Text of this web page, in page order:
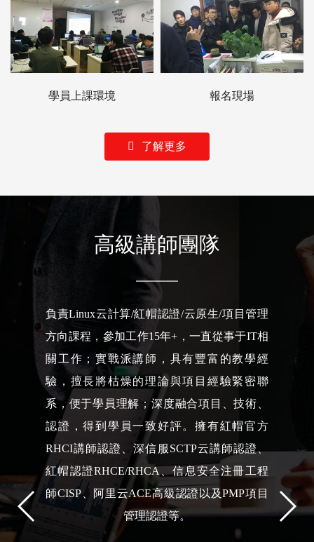
學員上課環境 報名現場
了解更多
高級講師團隊
負責Linux云計算/紅帽認證/云原生/項目管理
方向課程，參加工作15年+，一直從事于IT相
關工作；實戰派講師，具有豐富的教學經
驗，擅長將枯燥的理論與項目經驗緊密聯
系，便于學員理解；深度融合項目、技術、
認證，得到學員一致好評。擁有紅帽官方
RHCI講師認證、深信服SCTP云講師認證、
紅帽認證RHCE/RHCA、信息安全注冊工程
師CISP、阿里云ACE高級認證以及PMP項目
管理認證等。